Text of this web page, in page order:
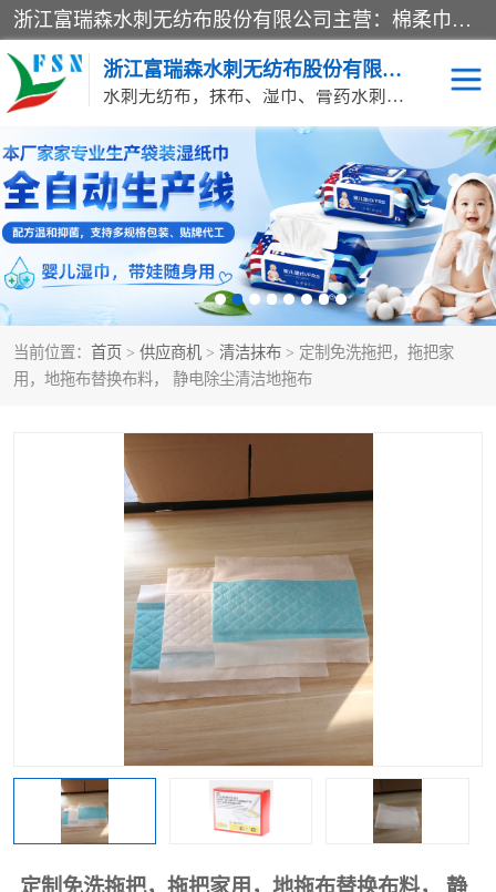
浙江富瑞森水刺无纺布股份有限公司主营：棉柔巾水刺无纺布、水刺布、水刺无纺布、膏药水刺无纺布、清洁抹布、湿巾、针刺无纺布、珍珠纹水刺无纺布、无纺布清洁抹布等产品。浙江富瑞森水刺无纺布股份有限公司积倡导由工程师全面负责生产工艺、产品质量检测的管理模式，通过ISO9001质量体系认证。
浙江富瑞森水刺无纺布股份有限公司
水刺无纺布，抹布、湿巾、膏药水刺无纺布、棉柔巾水刺无纺布、水刺布
当前位置： 首页 > 供应商机 > 清洁抹布 > 定制免洗拖把，拖把家
用，地拖布替换布料， 静电除尘清洁地拖布
定制免洗拖把，拖把家用，地拖布替换布料， 静
水刺布 巴布贴水刺布
PVC革基布 无纺布清洁抹布
抗菌等功能性产品
多种清洁尘掸 珍珠纹水刺无纺布
膏药水刺无纺布
棉柔巾水刺无纺布 印花压花复合布
地拖布
清洁抹布